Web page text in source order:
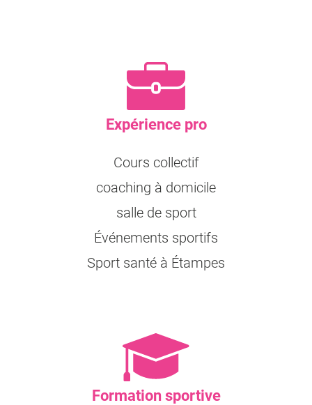
Expérience pro
Cours collectif
coaching à domicile
salle de sport
Événements sportifs
Sport santé à Étampes
Formation sportive